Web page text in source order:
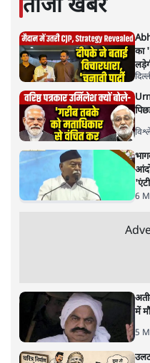
नतीजों पर परदे
बजट!
यह बजट नीतिगत नतीजों से
है? आंकड़ों, ज़मीनी हकीकत और